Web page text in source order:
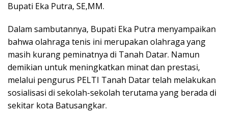
Bupati Eka Putra, SE,MM.
Dalam sambutannya, Bupati Eka Putra menyampaikan
bahwa olahraga tenis ini merupakan olahraga yang
masih kurang peminatnya di Tanah Datar. Namun
demikian untuk meningkatkan minat dan prestasi,
melalui pengurus PELTI Tanah Datar telah melakukan
sosialisasi di sekolah-sekolah terutama yang berada di
sekitar kota Batusangkar.